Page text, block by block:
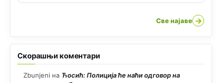
Све најаве →
Скорашњи коментари
Zbunjeni на Ћосић: Полиција ће наћи одговор на